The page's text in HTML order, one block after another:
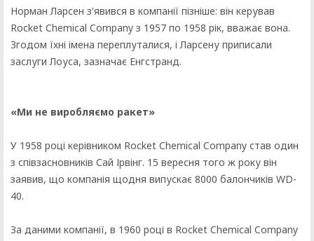
Норман Ларсен з'явився в компанії пізніше: він керував
Rocket Chemical Company з 1957 по 1958 рік, вважає вона.
Згодом їхні імена переплуталися, і Ларсену приписали
заслуги Лоуса, зазначає Енгстранд.
«Ми не виробляємо ракет»
У 1958 році керівником Rocket Chemical Company став один
з співзасновників Сай Ірвінг. 15 вересня того ж року він
заявив, що компанія щодня випускає 8000 балончиків WD-
40.
За даними компанії, в 1960 році в Rocket Chemical Company